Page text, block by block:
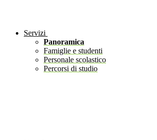
Servizi
Panoramica
Famiglie e studenti
Personale scolastico
Percorsi di studio